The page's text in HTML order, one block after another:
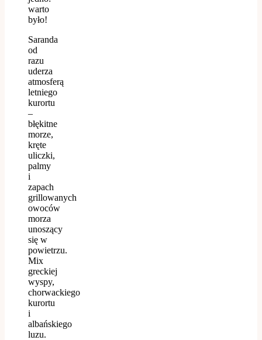
warto
było!
Saranda
od
razu
uderza
atmosferą
letniego
kurortu
–
błękitne
morze,
kręte
uliczki,
palmy
i
zapach
grillowanych
owoców
morza
unoszący
się w
powietrzu.
Mix
greckiej
wyspy,
chorwackiego
kurortu
i
albańskiego
luzu.